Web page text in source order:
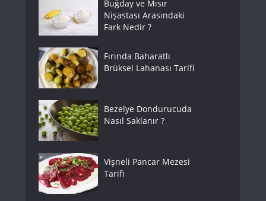
Buğday ve Mısır
Nişastası Arasındaki
Fark Nedir ?
Fırında Baharatlı
Brüksel Lahanası Tarifi
Bezelye Dondurucuda
Nasıl Saklanır ?
Vişneli Pancar Mezesi
Tarifi